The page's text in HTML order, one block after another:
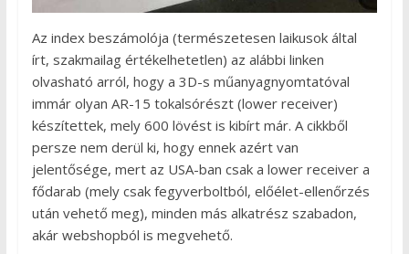
Az index beszámolója (természetesen laikusok által
írt, szakmailag értékelhetetlen) az alábbi linken
olvasható arról, hogy a 3D-s műanyagnyomtatóval
immár olyan AR-15 tokalsórészt (lower receiver)
készítettek, mely 600 lövést is kibírt már. A cikkből
persze nem derül ki, hogy ennek azért van
jelentősége, mert az USA-ban csak a lower receiver a
fődarab (mely csak fegyverboltból, előélet-ellenőrzés
után vehető meg), minden más alkatrész szabadon,
akár webshopból is megvehető.